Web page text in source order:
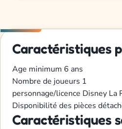
Caractéristiques
Age minimum 6 ans
Nombre de joueurs 1
personnage/licence Disney La
Disponibilité des pièces
Caractéristiques